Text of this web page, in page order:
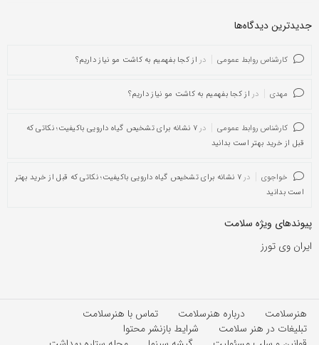
جدیدترین دیدگاه‌‌ها
کارشناس روابط عمومی در از کجا بفهمیم به کاشت مو نیاز داریم؟
مهدی در از کجا بفهمیم به کاشت مو نیاز داریم؟
کارشناس روابط عمومی در
۷ نشانه برای تشخیص گیاه دارویی باکیفیت؛ نکاتی که
قبل از خرید بهتر است بدانید
خواجوی در
۷ نشانه برای تشخیص گیاه دارویی باکیفیت؛ نکاتی که قبل از خرید بهتر
است بدانید
پیوندهای ویژه سلامت
ایران وی تورز
هنرسلامت درباره هنرسلامت
تماس با هنرسلامت
تبلیغات در هنر سلامت
شرایط بازنشر محتوا